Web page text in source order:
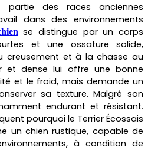
partie des races anciennes
dans des environnements
se distingue par un corps
et une ossature solide,
creusement et à la chasse au
et dense lui offre une bonne
et le froid, mais demande un
sa texture. Malgré son
endurant et résistant.
pourquoi le Terrier Écossais
un chien rustique, capable de
à condition de